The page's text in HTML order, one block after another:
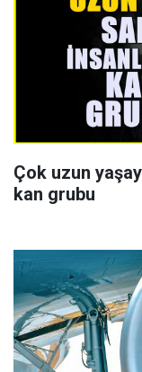
Çok uzun
kan grubu